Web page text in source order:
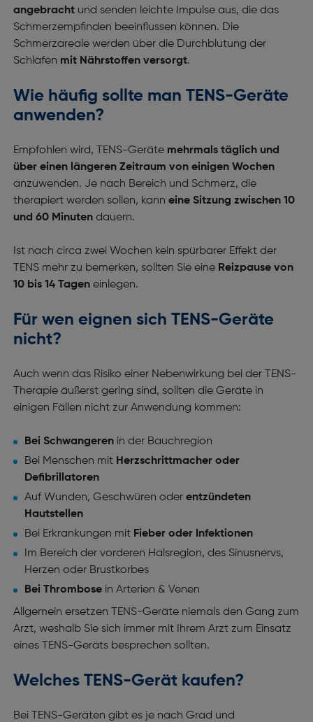
angebrachtund senden leichte Impulse aus, die das
Schmerzempfinden beeinflussen können. Die
Schmerzareale werden über die Durchblutung der
Schläfen mit Nährstoffen versorgt.
Wie häufig sollte man TENS-Geräte
anwenden?
Empfohlen wird, TENS-Geräte mehrmals täglich und
über einen längeren Zeitraum von einigen Wochen
anzuwenden. Je nach Bereich und Schmerz, die
therapiert werden sollen, kann eine Sitzung zwischen 10
und 60 Minutendauern.
Ist nach circa zwei Wochen kein spürbarer Effekt der
TENS mehr zu bemerken, sollten Sie eine Reizpause von
10 bis 14 Tageneinlegen.
Für wen eignen sich TENS-Geräte
nicht?
Auch wenn das Risiko einer Nebenwirkung bei der TENS-
Therapie äußerst gering sind, sollten die Geräte in
einigen Fällen nicht zur Anwendung kommen:
Bei Schwangerenin der Bauchregion
Bei Menschen mit Herzschrittmacher oder
Defibrillatoren
Auf Wunden, Geschwüren oder entzündeten
Hautstellen
Bei Erkrankungen mit Fieber oder Infektionen
Im Bereich der vorderen Halsregion, des Sinusnervs,
Herzen oder Brustkorbes
Bei Thrombosein Arterien & Venen
Allgemein ersetzen TENS-Geräte niemals den Gang zum
Arzt, weshalb Sie sich immer mit Ihrem Arzt zum Einsatz
eines TENS-Geräts besprechen sollten.
Welches TENS-Gerät kaufen?
Bei TENS-Geräten gibt es je nach Grad und